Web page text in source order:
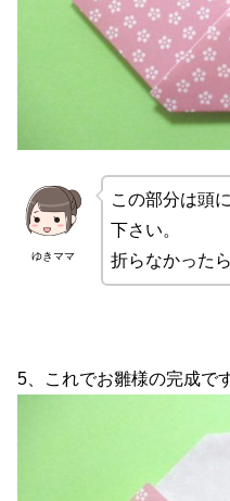
ゆきママ
この部分は頭
下さい。
折らなかった
5、これでお雛様の完成で